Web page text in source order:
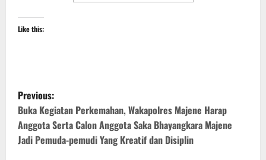
Like this:
P
o
s
Previous:
Buka Kegiatan Perkemahan, Wakapolres Majene Harap
Anggota Serta Calon Anggota Saka Bhayangkara Majene
Jadi Pemuda-pemudi Yang Kreatif dan Disiplin